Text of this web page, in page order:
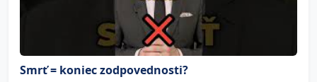
Smrť = koniec zodpovednosti?